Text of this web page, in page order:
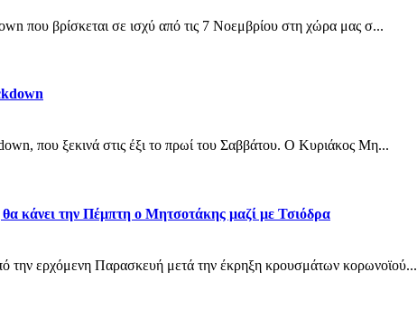
που βρίσκεται σε ισχύ από τις 7 Νοεμβρίου στη χώρα μας σ...
που ξεκινά στις έξι το πρωί του Σαββάτου. Ο Κυριάκος Μη...
κάνει την Πέμπτη ο Μητσοτάκης μαζί με Τσιόδρα
την ερχόμενη Παρασκευή μετά την έκρηξη κρουσμάτων κορωνοϊού...